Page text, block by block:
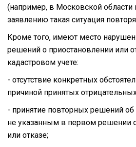
(например, в Московской
заявлению такая ситуация
Кроме того, имеют место
решений о приостановлении или
кадастровом учете:
- отсутствие конкретных
причиной принятых
- принятие повторных решений об
не указанным в первом решении
или отказе;